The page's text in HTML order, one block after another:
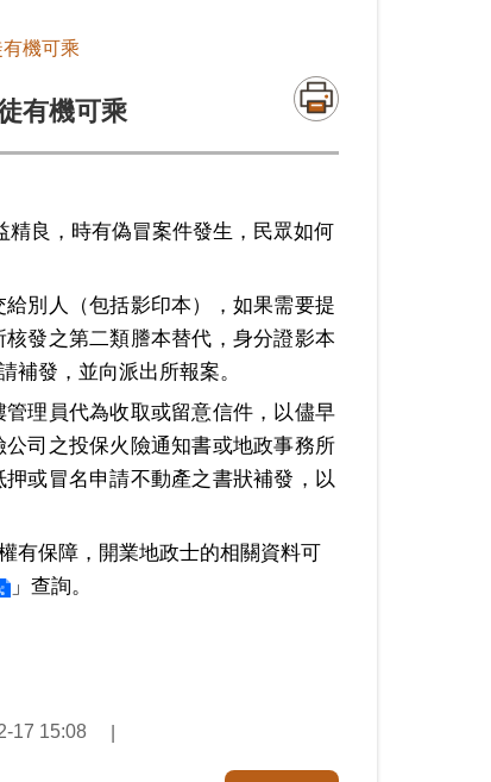
機可乘
有機可乘
良，時有偽冒案件發生，民眾如何
別人（包括影印本），如果需要提
發之第二類謄本替代，身分證影本
補發，並向派出所報案。
理員代為收取或留意信件，以儘早
司之投保火險通知書或地政事務所
或冒名申請不動產之書狀補發，以
有保障，開業地政士的相關資料可
」查詢。
17 15:08